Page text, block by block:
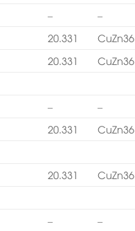
–
–
20.331
20.331
–
–
20.331
20.331
– –